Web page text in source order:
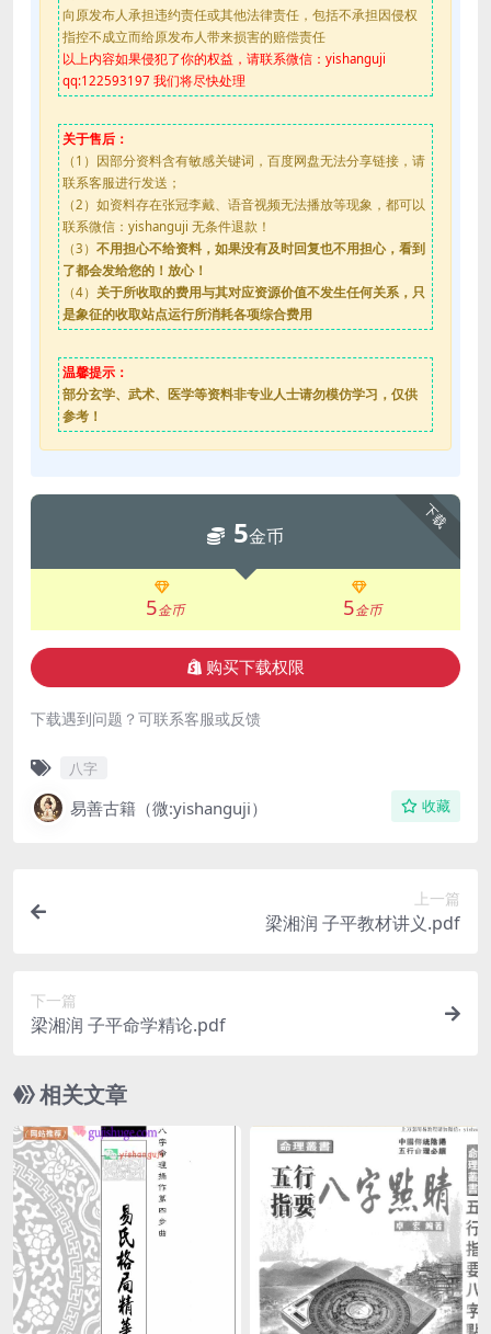
向原发布人承担违约责任或其他法律责任，包括不承担因侵权
指控不成立而给原发布人带来损害的赔偿责任
以上内容如果侵犯了你的权益，请联系微信：yishanguji
qq:122593197 我们将尽快处理
关于售后：
（1）因部分资料含有敏感关键词，百度网盘无法分享链接，请
联系客服进行发送；
（2）如资料存在张冠李戴、语音视频无法播放等现象，都可以
联系微信：yishanguji 无条件退款！
（3） 不用担心不给资料，如果没有及时回复也不用担心，看到
了都会发给您的！放心！
（4） 关于所收取的费用与其对应资源价值不发生任何关系，只
是象征的收取站点运行所消耗各项综合费用
温馨提示：
部分玄学、武术、医学等资料非专业人士请勿模仿学习，仅供
参考！
下载
5金币
5金币 5金币
购买下载权限
下载遇到问题？可联系客服或反馈
八字
易善古籍（微:yishanguji） 收藏
上一篇
梁湘润 子平教材讲义.pdf
下一篇
梁湘润 子平命学精论.pdf
相关文章